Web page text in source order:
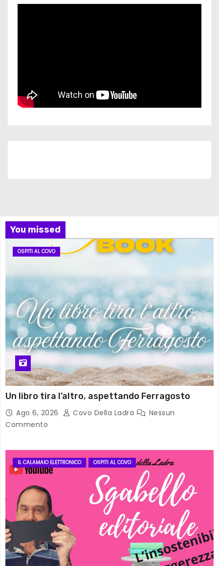
You missed
OSPITI AL COVO
Un libro tira l’altro, aspettando Ferragosto
Ago 6, 2026 Covo Della Ladra
Nessun
Commento
IL CALAMAIO ELETTRONICO OSPITI AL COVO